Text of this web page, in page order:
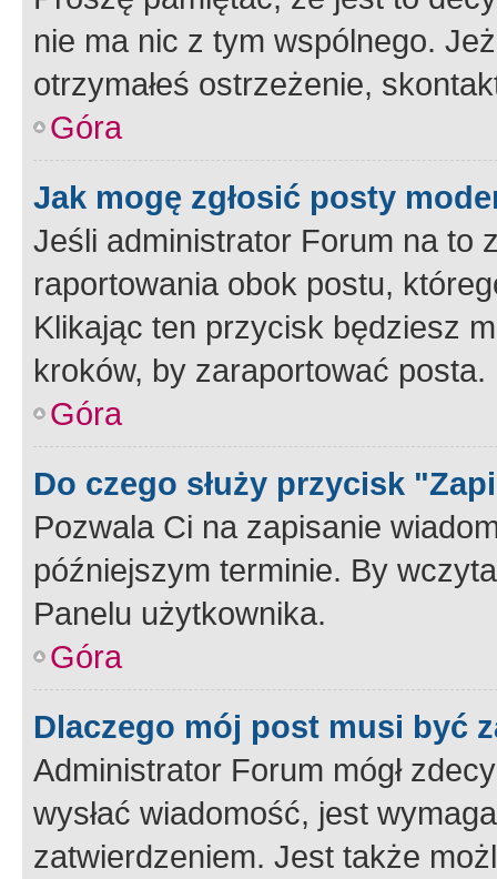
nie ma nic z tym wspólnego.
otrzymałeś ostrzeżenie,
Góra
Jak mogę zgłosić posty
Jeśli administrator Forum na to
raportowania obok postu,
Klikając ten przycisk będziesz
kroków, by zaraportować posta.
Góra
Do czego służy przycisk
Pozwala Ci na zapisanie
późniejszym terminie. By
Panelu użytkownika.
Góra
Dlaczego mój post musi być
Administrator Forum mógł
wysłać wiadomość, jest
zatwierdzeniem. Jest także